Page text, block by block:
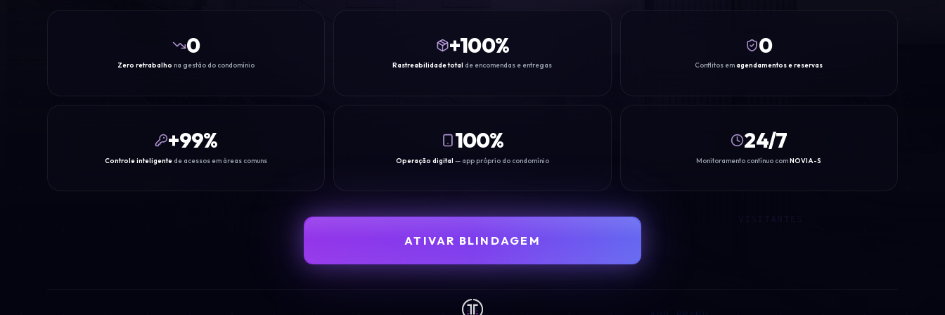
VISITANTES
0
Zero retrabalho na gestão do condomínio
+100%
Rastreabilidade total de encomendas e entregas
0
Conflitos emagendamentos e reservas
+99%
Controle inteligente de acessos em áreas comuns
100%
Operação digital — app próprio do condomínio
24/7
Monitoramento contínuo comNOVIA-S
ATIVAR BLINDAGEM